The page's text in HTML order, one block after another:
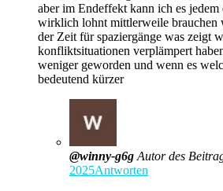
aber im Endeffekt kann ich es
wirklich lohnt mittlerweile brauchen
der Zeit für spaziergänge was zeigt
konfliktsituationen verplämpert
weniger geworden und wenn es
bedeutend kürzer
@winny-g6g Autor des
2025Antworten